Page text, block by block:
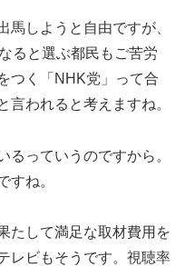
馬しようと自由ですが、
ると選ぶ都民もご苦労
つく「NHK党」って合
言われると考えますね。
るっていうのですから。
すね。
たして満足な取材費用を
レビもそうです。視聴率